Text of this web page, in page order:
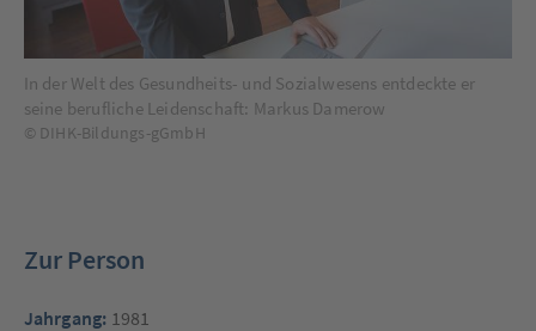
In der Welt des Gesundheits- und Sozialwesens entdeckte er
seine berufliche Leidenschaft: Markus Damerow
© DIHK-Bildungs-gGmbH
Zur Person
Jahrgang: 1981